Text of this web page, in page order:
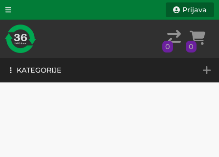
KATEGORIJE
Prijava
0 0
KATEGORIJE